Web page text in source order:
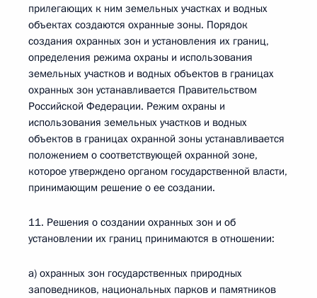
прилегающих к ним земельных участках и водных
объектах создаются охранные зоны. Порядок
создания охранных зон и установления их границ,
определения режима охраны и использования
земельных участков и водных объектов в границах
охранных зон устанавливается Правительством
Российской Федерации. Режим охраны и
использования земельных участков и водных
объектов в границах охранной зоны устанавливается
положением о соответствующей охранной зоне,
которое утверждено органом государственной власти,
принимающим решение о ее создании.
11. Решения о создании охранных зон и об
установлении их границ принимаются в отношении:
а) охранных зон государственных природных
заповедников, национальных парков и памятников